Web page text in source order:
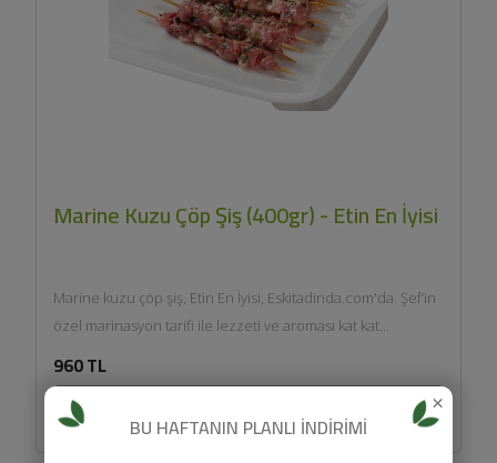
Marine Kuzu Çöp Şiş (400gr) - Etin En İyisi
Marine kuzu çöp şiş, Etin En İyisi, Eskitadinda.com'da. Şef’in
özel marinasyon tarifi ile lezzeti ve aroması kat kat...
960 TL
×
BU HAFTANIN PLANLI İNDİRİMİ